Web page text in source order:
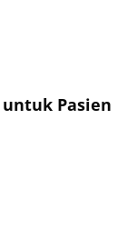
untuk Pasien